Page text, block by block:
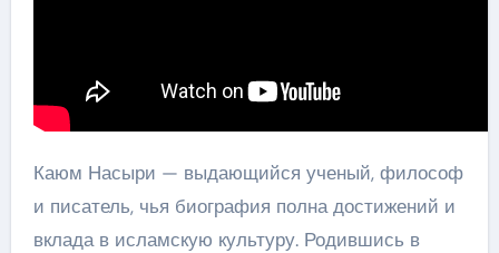
Каюм Насыри — выдающийся ученый, философ
и писатель, чья биография полна достижений и
вклада в исламскую культуру. Родившись в